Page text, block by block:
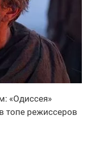
«Одиссея»
топе режиссеров